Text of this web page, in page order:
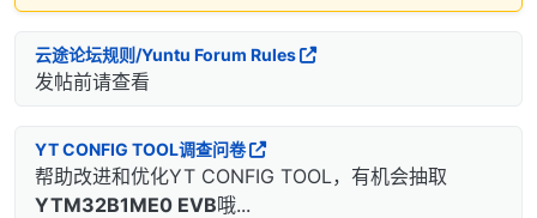
云途论坛规则/Yuntu Forum Rules
发帖前请查看
YT CONFIG TOOL调查问卷
帮助改进和优化YT CONFIG TOOL，有机会抽取
YTM32B1ME0 EVB哦...